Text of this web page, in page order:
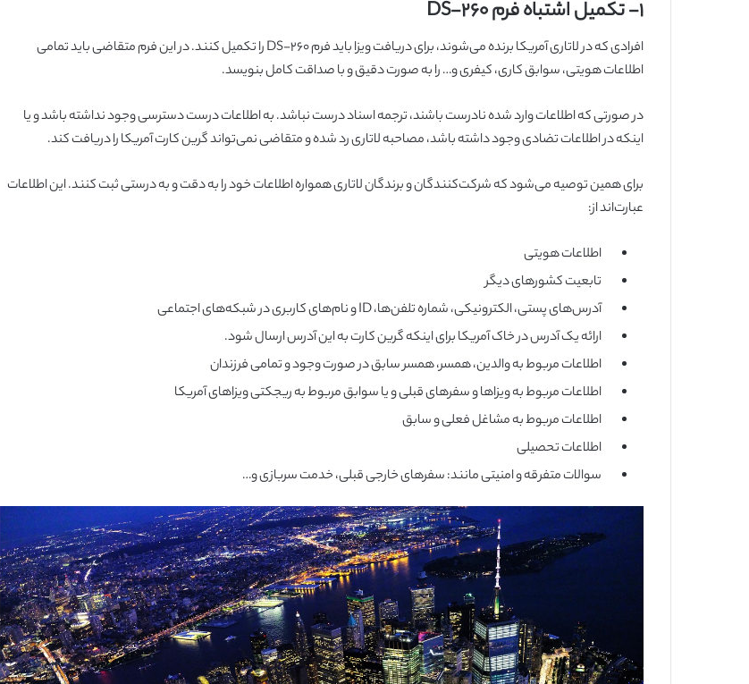
۱- تکمیل اشتباه فرم DS-260
افرادی که در لاتاری آمریکا برنده می‌شوند، برای دریافت ویزا باید فرم DS-260 را تکمیل کنند. در این فرم متقاضی باید تمامی
اطلاعات هویتی، سوابق کاری، کیفری و… را به صورت دقیق و با صداقت کامل بنویسد.
در صورتی که اطلاعات وارد شده نادرست باشند، ترجمه اسناد درست نباشد. به اطلاعات درست دسترسی وجود نداشته باشد و یا
اینکه در اطلاعات تضادی وجود داشته باشد، مصاحبه لاتاری رد شده و متقاضی نمی‌تواند گرین کارت آمریکا را دریافت کند.
برای همین توصیه می‌شود که شرکت‌کنندگان و برندگان لاتاری همواره اطلاعات خود را به دقت و به درستی ثبت کنند. این اطلاعات
عبارت‌اند از:
اطلاعات هویتی
تابعیت کشورهای دیگر
آدرس‌های پستی، الکترونیکی، شماره تلفن‌ها، ID و نام‌های کاربری در شبکه‌های اجتماعی
ارائه یک آدرس در خاک آمریکا برای اینکه گرین کارت به این آدرس ارسال شود.
اطلاعات مربوط به والدین، همسر، همسر سابق در صورت وجود و تمامی فرزندان
اطلاعات مربوط به ویزاها و سفرهای قبلی و یا سوابق مربوط به ریجکتی ویزاهای آمریکا
اطلاعات مربوط به مشاغل فعلی و سابق
اطلاعات تحصیلی
سوالات متفرقه و امنیتی مانند: سفرهای خارجی قبلی، خدمت سربازی و…